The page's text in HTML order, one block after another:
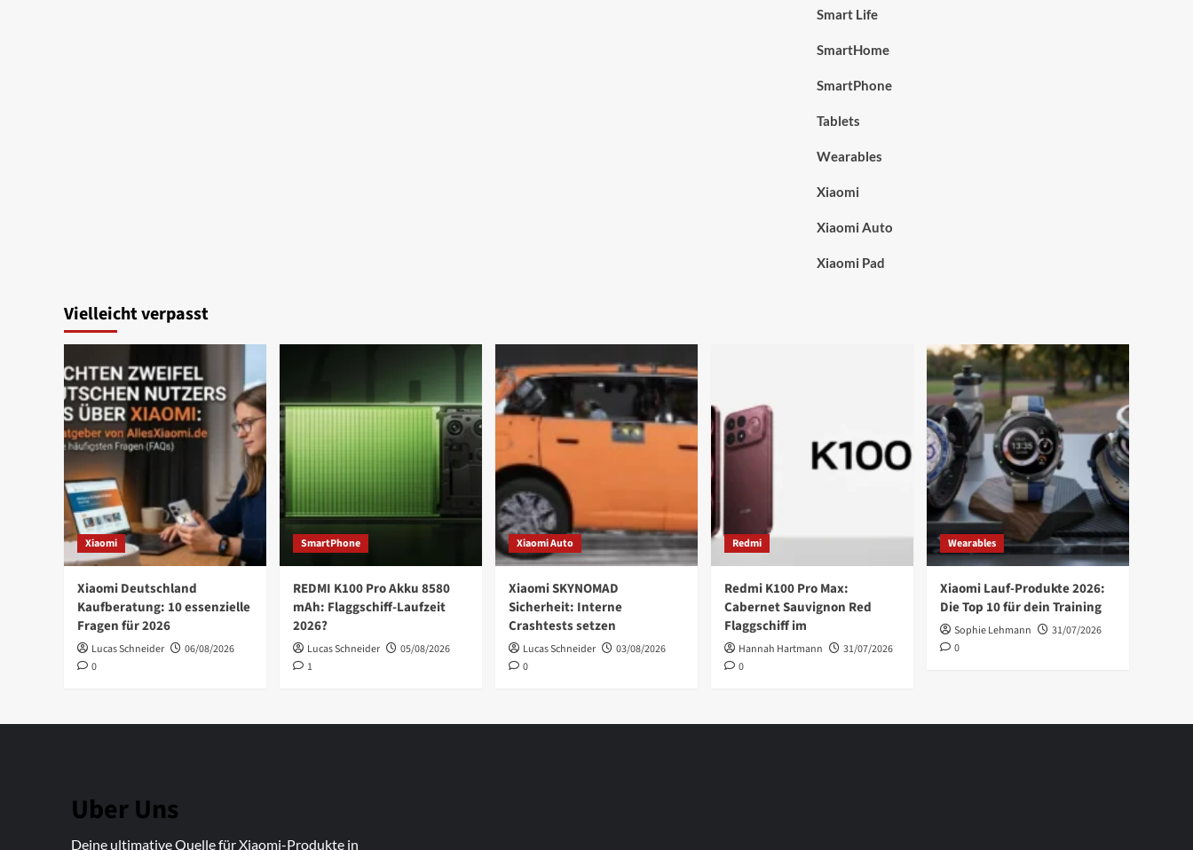
Smart Life
SmartHome
SmartPhone
Tablets
Wearables
Xiaomi
Xiaomi Auto
Xiaomi Pad
Vielleicht verpasst
Xiaomi
Xiaomi Deutschland
Kaufberatung: 10 essenzielle
Fragen für 2026
Lucas Schneider
06/08/2026
0
SmartPhone
REDMI K100 Pro Akku 8580
mAh: Flaggschiff-Laufzeit
2026?
Lucas Schneider
05/08/2026
1
Xiaomi Auto
Xiaomi SKYNOMAD
Sicherheit: Interne
Crashtests setzen
Lucas Schneider
03/08/2026
0
Redmi
Redmi K100 Pro Max:
Cabernet Sauvignon Red
Flaggschiff im
Hannah Hartmann
31/07/2026
0
Wearables
Xiaomi Lauf-Produkte 2026:
Die Top 10 für dein Training
Sophie Lehmann
31/07/2026
0
Uber Uns
Deine ultimative Quelle für Xiaomi-Produkte in